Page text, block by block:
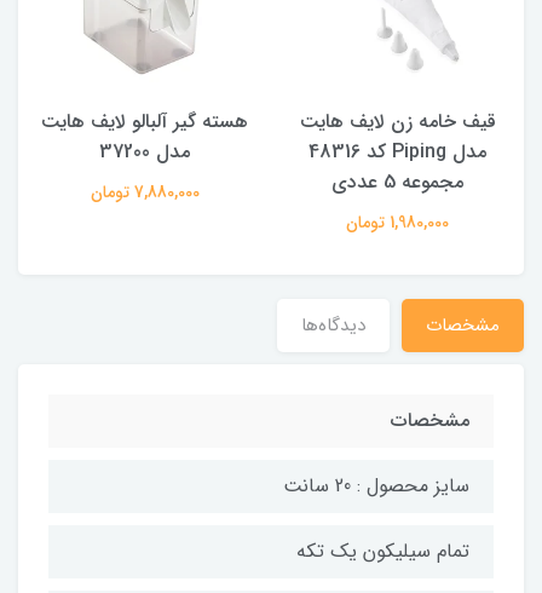
قیف خامه زن لایف هایت
مدل Piping کد 48316
مجموعه 5 عددی
1,980,000 تومان
هسته گیر آلبالو لایف هایت
مدل 37200
7,880,000 تومان
مشخصات دیدگاه‌ها
مشخصات
سایز محصول : 20 سانت
تمام سیلیکون یک تکه